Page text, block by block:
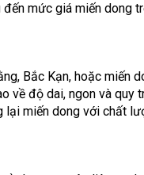
mức giá miến dong
Bắc Kạn, hoặc miến
về độ dai, ngon và quy
lại miến dong với chất